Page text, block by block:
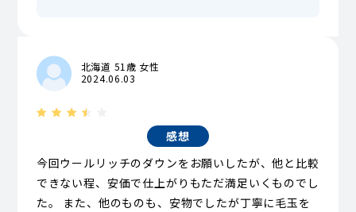
北海道 51歳 女性
2024.06.03
感想
今回ウールリッチのダウンをお願いしたが、他と比較
できない程、安価で仕上がりもただ満足いくものでし
た。 また、他のものも、安物でしたが丁寧に毛玉を